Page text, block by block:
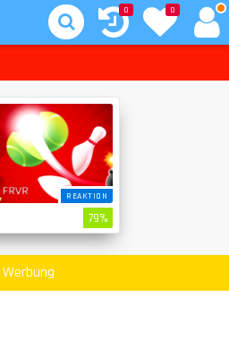
0
0
REAKTION
79%
Werbung